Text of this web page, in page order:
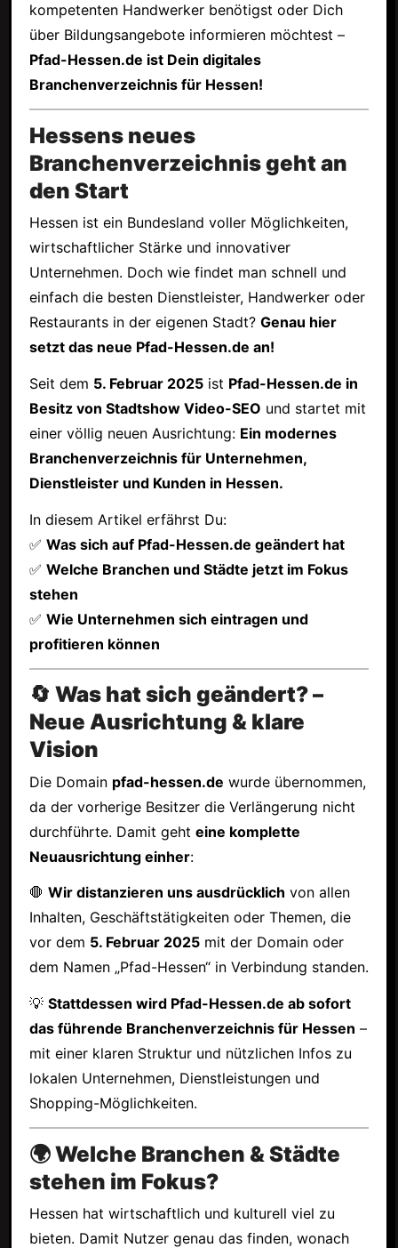
kompetenten Handwerker benötigst oder Dich
über Bildungsangebote informieren möchtest –
Pfad-Hessen.de ist Dein digitales
Branchenverzeichnis für Hessen!
Hessens neues
Branchenverzeichnis geht an
den Start
Hessen ist ein Bundesland voller Möglichkeiten,
wirtschaftlicher Stärke und innovativer
Unternehmen. Doch wie findet man schnell und
einfach die besten Dienstleister, Handwerker oder
Restaurants in der eigenen Stadt? Genau hier
setzt das neue Pfad-Hessen.de an!
Seit dem 5. Februar 2025ist Pfad-Hessen.de in
Besitz von Stadtshow Video-SEO und startet mit
einer völlig neuen Ausrichtung: Ein modernes
Branchenverzeichnis für Unternehmen,
Dienstleister und Kunden in Hessen.
In diesem Artikel erfährst Du:
✅ Was sich auf Pfad-Hessen.de geändert hat
✅ Welche Branchen und Städte jetzt im Fokus
stehen
✅ Wie Unternehmen sich eintragen und
profitieren können
🔄 Was hat sich geändert? –
Neue Ausrichtung & klare
Vision
Die Domain pfad-hessen.de wurde übernommen,
da der vorherige Besitzer die Verlängerung nicht
durchführte. Damit geht eine komplette
Neuausrichtung einher:
🛑 Wir distanzieren uns ausdrücklich von allen
Inhalten, Geschäftstätigkeiten oder Themen, die
vor dem 5. Februar 2025mit der Domain oder
dem Namen „Pfad-Hessen“ in Verbindung standen.
💡 Stattdessen wird Pfad-Hessen.de ab sofort
das führende Branchenverzeichnis für Hessen –
mit einer klaren Struktur und nützlichen Infos zu
lokalen Unternehmen, Dienstleistungen und
Shopping-Möglichkeiten.
🌍 Welche Branchen & Städte
stehen im Fokus?
Hessen hat wirtschaftlich und kulturell viel zu
bieten. Damit Nutzer genau das finden, wonach